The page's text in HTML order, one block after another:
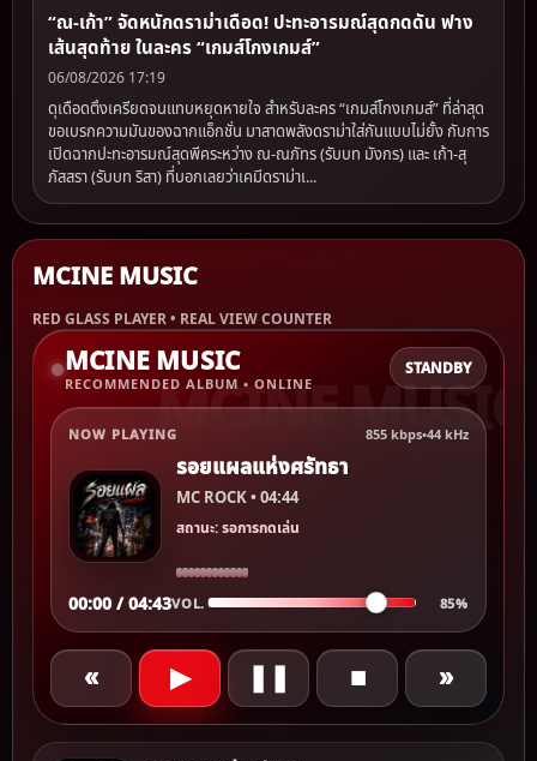
“ณ-เก้า” จัดหนักดราม่าเดือด! ปะทะอารมณ์สุดกดดัน ฟาง
เส้นสุดท้าย ในละคร “เกมส์โกงเกมส์”
06/08/2026 17:19
ดุเดือดตึงเครียดจนแทบหยุดหายใจ สำหรับละคร “เกมส์โกงเกมส์” ที่ล่าสุด
ขอเบรกความมันของฉากแอ็กชั่น มาสาดพลังดราม่าใส่กันแบบไม่ยั้ง กับการ
เปิดฉากปะทะอารมณ์สุดพีคระหว่าง ณ-ณภัทร (รับบท มังกร) และ เก้า-สุ
ภัสสรา (รับบท ริสา) ที่บอกเลยว่าเคมีดราม่าเ...
MCINE MUSIC
RED GLASS PLAYER • REAL VIEW COUNTER
MCINE MUSIC
RECOMMENDED ALBUM • ONLINE
STANDBY
NOW PLAYING 855 kbps•44 kHz
รอยแผลแห่งศรัทธา
MC ROCK • 04:44
สถานะ: รอการกดเล่น
00:00 / 04:43VOL. 85%
« ▶ ■ »